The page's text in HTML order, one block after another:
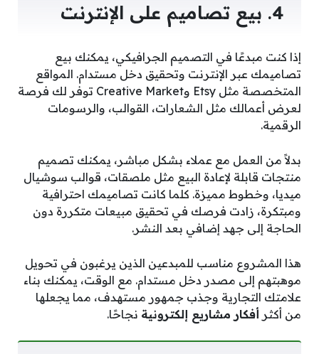
4. بيع تصاميم على الإنترنت
إذا كنت مبدعًا في التصميم الجرافيكي، يمكنك بيع
تصاميمك عبر الإنترنت وتحقيق دخل مستدام. المواقع
المتخصصة مثل Etsy وCreative Market توفر لك فرصة
لعرض أعمالك مثل الشعارات، القوالب، والرسومات
الرقمية.
بدلاً من العمل مع عملاء بشكل مباشر، يمكنك تصميم
منتجات قابلة لإعادة البيع مثل ملصقات، قوالب سوشيال
ميديا، وخطوط مميزة. كلما كانت تصاميمك احترافية
ومبتكرة، زادت فرصك في تحقيق مبيعات متكررة دون
الحاجة إلى جهد إضافي بعد النشر.
هذا المشروع مناسب للمبدعين الذين يرغبون في تحويل
موهبتهم إلى مصدر دخل مستدام. مع الوقت، يمكنك بناء
علامتك التجارية وجذب جمهور مستهدف، مما يجعلها
من أكثر أفكار مشاريع إلكترونية نجاحًا.